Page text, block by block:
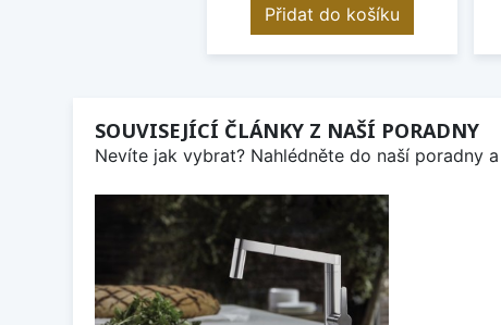
Přidat do košíku
SOUVISEJÍCÍ ČLÁNKY Z NAŠÍ PORADNY
Nevíte jak vybrat? Nahlédněte do naší poradny